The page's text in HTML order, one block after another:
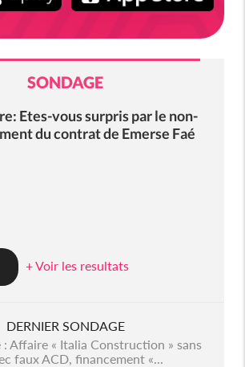
SONDAGE
Etes-vous surpris par le non-
du contrat de Emerse Faé
+ Voir les resultats
DERNIER SONDAGE
Affaire « Italia Construction » sans
faux ACD, financement «...